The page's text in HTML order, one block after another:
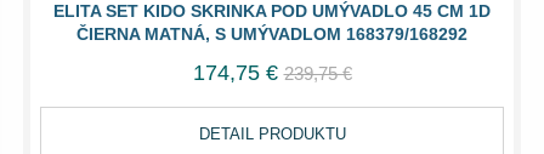
ELITA SET KIDO SKRINKA POD UMÝVADLO 45 CM 1D
ČIERNA MATNÁ, S UMÝVADLOM 168379/168292
174,75 € 239,75 €
DETAIL PRODUKTU